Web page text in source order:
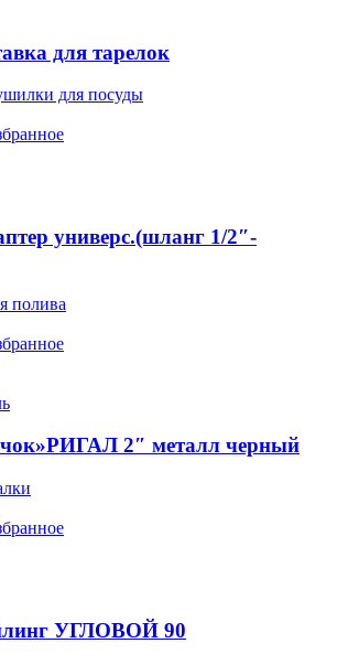
для тарелок
для посуды
универс.(шланг 1/2″-
полива
2″ металл черный
УГЛОВОЙ 90